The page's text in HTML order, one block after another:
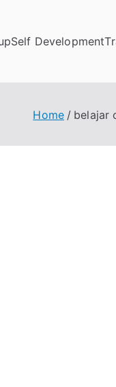
Self Development
Home belajar